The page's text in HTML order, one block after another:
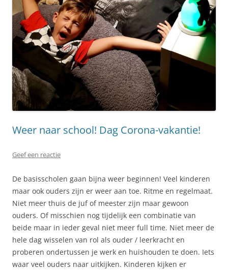
Weer naar school! Dag Corona-vakantie!
Geef een reactie
De basisscholen gaan bijna weer beginnen! Veel kinderen
maar ook ouders zijn er weer aan toe. Ritme en regelmaat.
Niet meer thuis de juf of meester zijn maar gewoon
ouders. Of misschien nog tijdelijk een combinatie van
beide maar in ieder geval niet meer full time. Niet meer de
hele dag wisselen van rol als ouder / leerkracht en
proberen ondertussen je werk en huishouden te doen. Iets
waar veel ouders naar uitkijken. Kinderen kijken er